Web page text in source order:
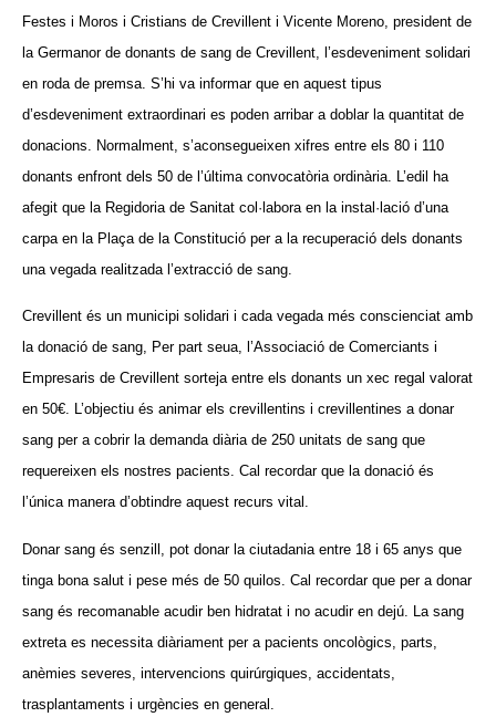
Festes i Moros i Cristians de Crevillent i Vicente Moreno, president de
la Germanor de donants de sang de Crevillent, l’esdeveniment solidari
en roda de premsa. S’hi va informar que en aquest tipus
d’esdeveniment extraordinari es poden arribar a doblar la quantitat de
donacions. Normalment, s’aconsegueixen xifres entre els 80 i 110
donants enfront dels 50 de l’última convocatòria ordinària. L’edil ha
afegit que la Regidoria de Sanitat col·labora en la instal·lació d’una
carpa en la Plaça de la Constitució per a la recuperació dels donants
una vegada realitzada l’extracció de sang.
Crevillent és un municipi solidari i cada vegada més conscienciat amb
la donació de sang, Per part seua, l’Associació de Comerciants i
Empresaris de Crevillent sorteja entre els donants un xec regal valorat
en 50€. L’objectiu és animar els crevillentins i crevillentines a donar
sang per a cobrir la demanda diària de 250 unitats de sang que
requereixen els nostres pacients. Cal recordar que la donació és
l’única manera d’obtindre aquest recurs vital.
Donar sang és senzill, pot donar la ciutadania entre 18 i 65 anys que
tinga bona salut i pese més de 50 quilos. Cal recordar que per a donar
sang és recomanable acudir ben hidratat i no acudir en dejú. La sang
extreta es necessita diàriament per a pacients oncològics, parts,
anèmies severes, intervencions quirúrgiques, accidentats,
trasplantaments i urgències en general.